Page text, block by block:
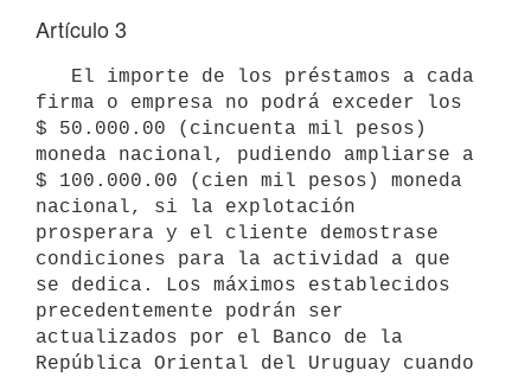
Artículo 3
firma o empresa no podrá exceder los
$ 50.000.00 (cincuenta mil pesos)
moneda nacional, pudiendo ampliarse a
$ 100.000.00 (cien mil pesos) moneda
nacional, si la explotación
prosperara y el cliente demostrase
condiciones para la actividad a que
se dedica. Los máximos establecidos
precedentemente podrán ser
actualizados por el Banco de la
República Oriental del Uruguay cuando